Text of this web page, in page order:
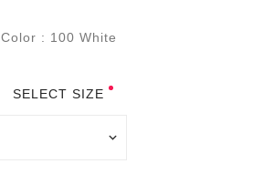
Color : 100 White
SELECT SIZE